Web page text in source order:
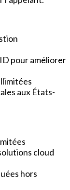
pour améliorer
aux États-
cloud
hors